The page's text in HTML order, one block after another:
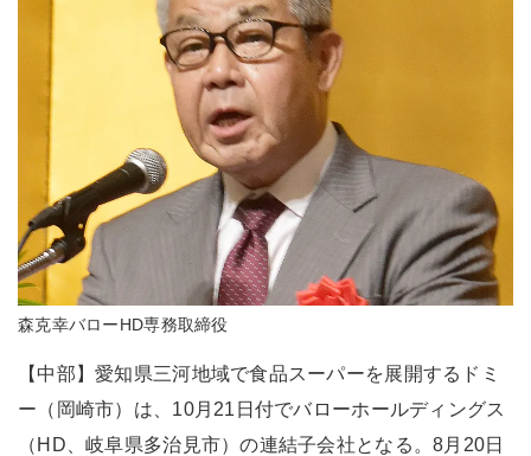
森克幸バローHD専務取締役
【中部】愛知県三河地域で食品スーパーを展開するドミ
ー（岡崎市）は、10月21日付でバローホールディングス
（HD、岐阜県多治見市）の連結子会社となる。8月20日